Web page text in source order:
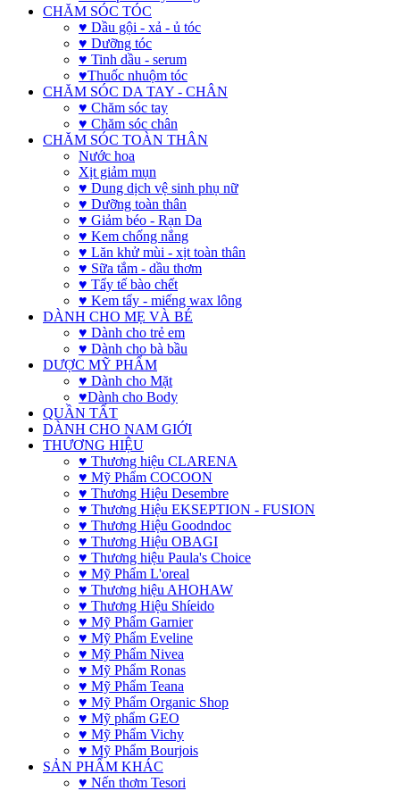
CHĂM SÓC TÓC
♥ Dầu gội - xả - ủ tóc
♥ Dưỡng tóc
♥ Tinh dầu - serum
♥Thuốc nhuộm tóc
CHĂM SÓC DA TAY - CHÂN
♥ Chăm sóc tay
♥ Chăm sóc chân
CHĂM SÓC TOÀN THÂN
Nước hoa
Xịt giảm mụn
♥ Dung dịch vệ sinh phụ nữ
♥ Dưỡng toàn thân
♥ Giảm béo - Rạn Da
♥ Kem chống nắng
♥ Lăn khử mùi - xịt toàn thân
♥ Sữa tắm - dầu thơm
♥ Tẩy tế bào chết
♥ Kem tẩy - miếng wax lông
DÀNH CHO MẸ VÀ BÉ
♥ Dành cho trẻ em
♥ Dành cho bà bầu
DƯỢC MỸ PHẨM
♥ Dành cho Mặt
♥Dành cho Body
QUẦN TẤT
DÀNH CHO NAM GIỚI
THƯƠNG HIỆU
♥ Thương hiệu CLARENA
♥ Mỹ Phẩm COCOON
♥ Thương Hiệu Desembre
♥ Thương Hiệu EKSEPTION - FUSION
♥ Thương Hiệu Goodndoc
♥ Thương Hiệu OBAGI
♥ Thương hiệu Paula's Choice
♥ Mỹ Phẩm L'oreal
♥ Thương hiệu AHOHAW
♥ Thương Hiệu Shíeido
♥ Mỹ Phẩm Garnier
♥ Mỹ Phẩm Eveline
♥ Mỹ Phẩm Nivea
♥ Mỹ Phẩm Ronas
♥ Mỹ Phẩm Teana
♥ Mỹ Phẩm Organic Shop
♥ Mỹ phẩm GEO
♥ Mỹ Phẩm Vichy
♥ Mỹ Phẩm Bourjois
SẢN PHẨM KHÁC
♥ Nến thơm Tesori